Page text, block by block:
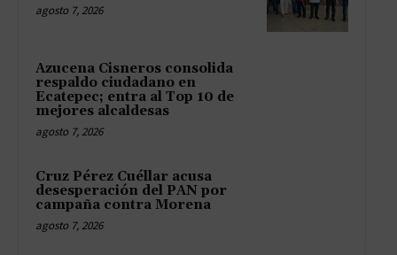
agosto 7, 2026
Azucena Cisneros consolida
respaldo ciudadano en
Ecatepec; entra al Top 10 de
mejores alcaldesas
agosto 7, 2026
Cruz Pérez Cuéllar acusa
desesperación del PAN por
campaña contra Morena
agosto 7, 2026